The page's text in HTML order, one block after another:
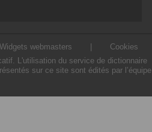
Widgets webmasters
Cookies
L'utilisation du service de dictionnaire
sur ce site sont édités par l’équipe